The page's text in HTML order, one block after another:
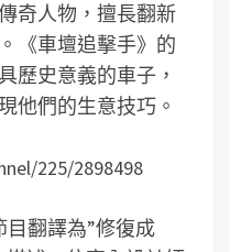
奇人物，擅長翻新
《車壇追擊手》的
歷史意義的車子，
他們的生意技巧。
225/2898498
目翻譯為”修復成